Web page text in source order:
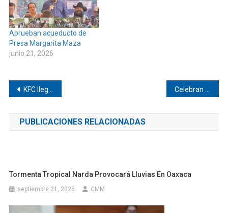
Aprueban acueducto de
Presa Margarita Maza
junio 21, 2026
Navegación
de
entradas
KFC llegará a Pinotepa Celebran a mamás en Pinotepa de Don Luis
PUBLICACIONES RELACIONADAS
Tormenta Tropical Narda Provocará Lluvias En Oaxaca
septiembre 21, 2025 CMM